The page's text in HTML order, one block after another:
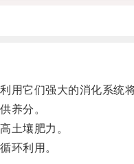
它们强大的消化系统将
养分。
土壤肥力。
环利用。